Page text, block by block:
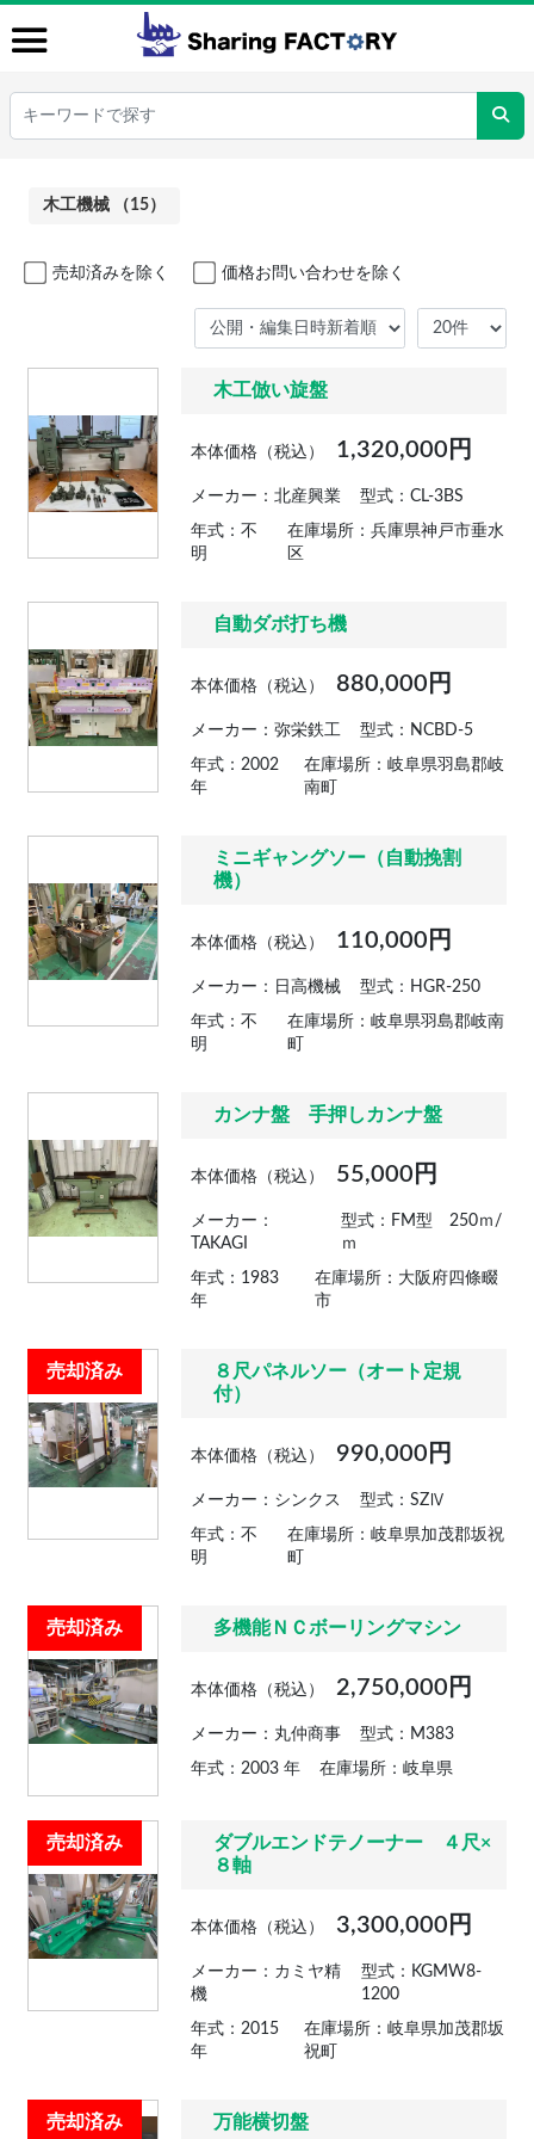
木工機械 （15）
売却済みを除く 価格お問い合わせを除く
木工倣い旋盤
本体価格（税込） 1,320,000円
メーカー：北産興業 型式：CL-3BS
年式：不
明
在庫場所：兵庫県神戸市垂水
区
自動ダボ打ち機
本体価格（税込） 880,000円
メーカー：弥栄鉄工 型式：NCBD-5
年式：2002
年
在庫場所：岐阜県羽島郡岐
南町
ミニギャングソー（自動挽割
機）
本体価格（税込） 110,000円
メーカー：日高機械 型式：HGR-250
年式：不
明
在庫場所：岐阜県羽島郡岐南
町
カンナ盤 手押しカンナ盤
本体価格（税込） 55,000円
メーカー：
TAKAGI
型式：FM型 250ｍ/
ｍ
年式：1983
年
在庫場所：大阪府四條畷
市
売却済み
８尺パネルソー（オート定規
付）
本体価格（税込） 990,000円
メーカー：シンクス 型式：SZⅣ
年式：不
明
在庫場所：岐阜県加茂郡坂祝
町
売却済み 多機能ＮＣボーリングマシン
本体価格（税込） 2,750,000円
メーカー：丸仲商事 型式：M383
年式：2003 年 在庫場所：岐阜県
売却済み
ダブルエンドテノーナー ４尺×
８軸
本体価格（税込） 3,300,000円
メーカー：カミヤ精
機
型式：KGMW8-
1200
年式：2015
年
在庫場所：岐阜県加茂郡坂
祝町
売却済み 万能横切盤